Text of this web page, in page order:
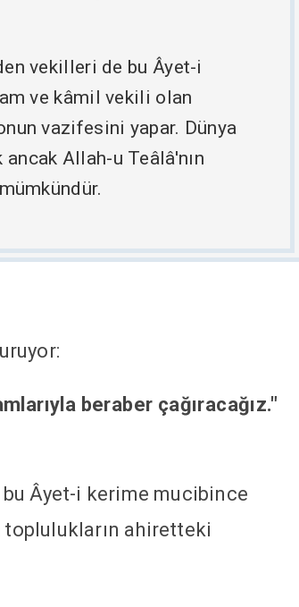
vekilleri de bu Âyet-i
ve kâmil vekili olan
vazifesini yapar. Dünya
Allah-u Teâlâ'nın
beraber çağıracağız."
bu Âyet-i kerime mucibince
ahiretteki